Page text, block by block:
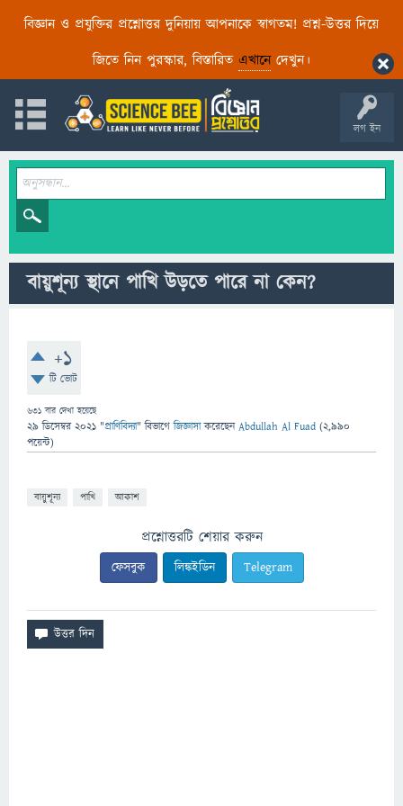
বিজ্ঞান ও প্রযুক্তির প্রশ্নোত্তর দুনিয়ায় আপনাকে স্বাগতম! প্রশ্ন-উত্তর দিয়ে
জিতে নিন পুরস্কার, বিস্তারিত এখানেদেখুন।
লগ ইন
বায়ুশূন্য স্থানে পাখি উড়তে পারে না কেন?
+1
টি ভোট
631 বার দেখা হয়েছে
29 ডিসেম্বর 2021 "প্রাণিবিদ্যা" বিভাগে জিজ্ঞাসাকরেছেনAbdullah Al Fuad (2,990
পয়েন্ট)
বায়ুশূন্য পাখি আকাশ
প্রশ্নোত্তরটি শেয়ার করুন
ফেসবুক লিঙ্কইডিন Telegram